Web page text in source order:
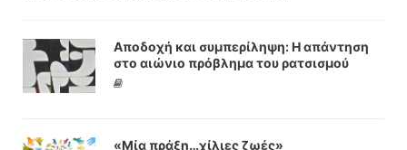
Αποδοχή και συμπερίληψη: Η απάντηση
στο αιώνιο πρόβλημα του ρατσισμού
«Μία πράξη…χίλιες ζωές»